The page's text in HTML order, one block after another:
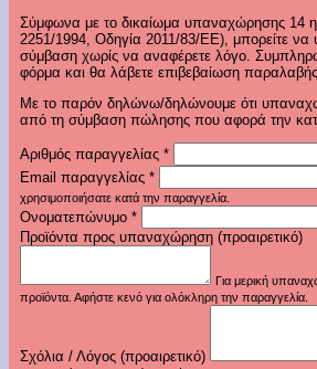
Σύμφωνα με το δικαίωμα υπαναχώρησης 14
2251/1994, Οδηγία 2011/83/ΕΕ), μπορείτε
σύμβαση χωρίς να αναφέρετε λόγο.
φόρμα και θα λάβετε επιβεβαίωση
Με το παρόν δηλώνω/δηλώνουμε ότι
από τη σύμβαση πώλησης που αφορά την
Αριθμός παραγγελίας *
Email παραγγελίας *
χρησιμοποιήσατε κατά την παραγγελία.
Ονοματεπώνυμο *
Προϊόντα προς υπαναχώρηση (προαιρετικό)
Για μερική
προϊόντα. Αφήστε κενό για ολόκληρη την παραγγελία.
Σχόλια / Λόγος (προαιρετικό)